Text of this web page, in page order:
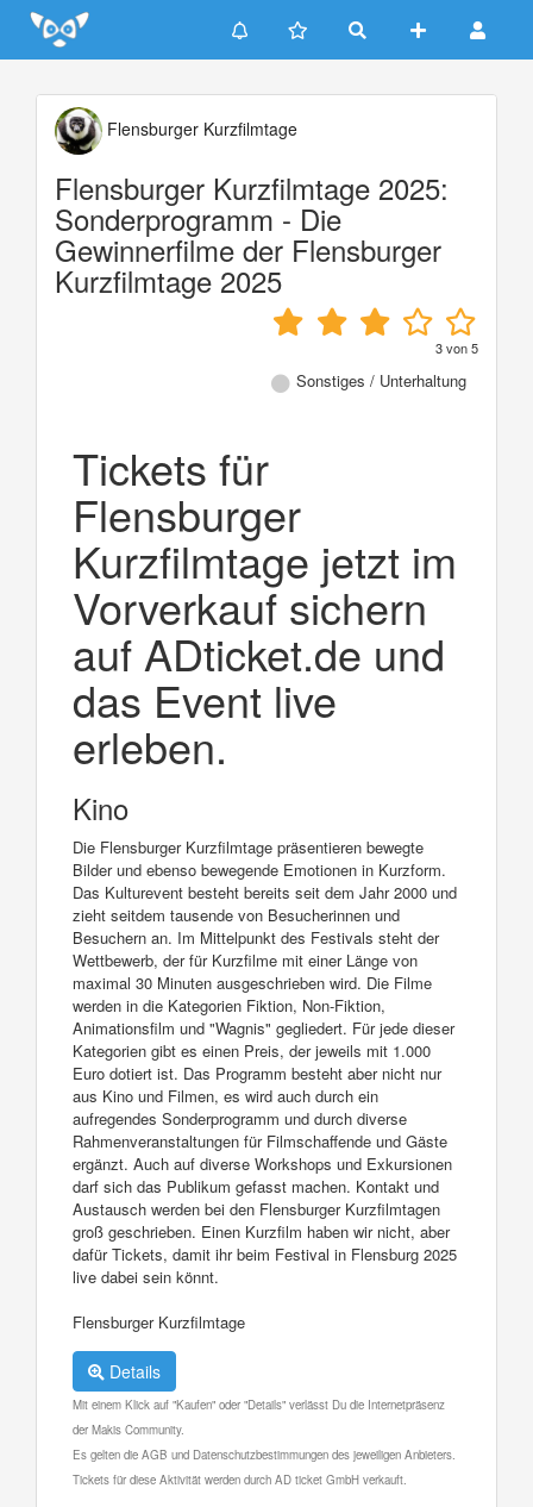
Update cookies preferences
Flensburger Kurzfilmtage
Flensburger Kurzfilmtage 2025:
Sonderprogramm - Die
Gewinnerfilme der Flensburger
Kurzfilmtage 2025
3von5
Sonstiges / Unterhaltung
Tickets für
Flensburger
Kurzfilmtage jetzt im
Vorverkauf sichern
auf ADticket.de und
das Event live
erleben.
Kino
Die Flensburger Kurzfilmtage präsentieren bewegte
Bilder und ebenso bewegende Emotionen in Kurzform.
Das Kulturevent besteht bereits seit dem Jahr 2000 und
zieht seitdem tausende von Besucherinnen und
Besuchern an. Im Mittelpunkt des Festivals steht der
Wettbewerb, der für Kurzfilme mit einer Länge von
maximal 30 Minuten ausgeschrieben wird. Die Filme
werden in die Kategorien Fiktion, Non-Fiktion,
Animationsfilm und "Wagnis" gegliedert. Für jede dieser
Kategorien gibt es einen Preis, der jeweils mit 1.000
Euro dotiert ist. Das Programm besteht aber nicht nur
aus Kino und Filmen, es wird auch durch ein
aufregendes Sonderprogramm und durch diverse
Rahmenveranstaltungen für Filmschaffende und Gäste
ergänzt. Auch auf diverse Workshops und Exkursionen
darf sich das Publikum gefasst machen. Kontakt und
Austausch werden bei den Flensburger Kurzfilmtagen
groß geschrieben. Einen Kurzfilm haben wir nicht, aber
dafür Tickets, damit ihr beim Festival in Flensburg 2025
live dabei sein könnt.
Flensburger Kurzfilmtage
Details
Mit einem Klick auf "Kaufen" oder "Details" verlässt Du die Internetpräsenz
der Makis Community.
Es gelten die AGB und Datenschutzbestimmungen des jeweiligen Anbieters.
Tickets für diese Aktivität werden durch AD ticket GmbH verkauft.